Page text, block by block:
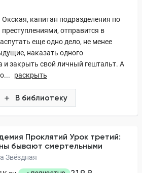
Окская, капитан подразделения по
отправится в
еще одно дело, не менее
наказать одного
и закрыть свой личный гештальт. А
раскрыть
В библиотеку
Проклятий Урок третий:
бывают смертельными
Звёздная